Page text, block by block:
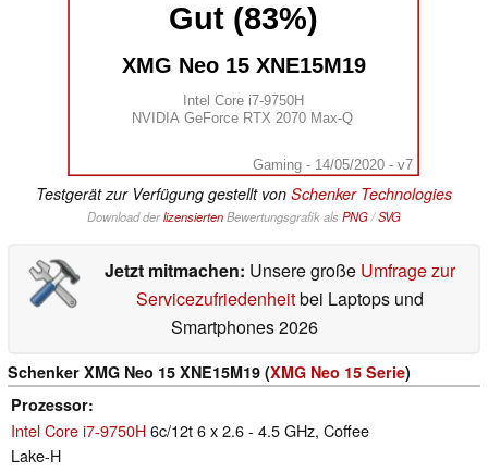
Gut (83%)
XMG Neo 15 XNE15M19
Intel Core i7-9750H
NVIDIA GeForce RTX 2070 Max-Q
Gaming - 14/05/2020 - v7
Testgerät zur Verfügung gestellt von Schenker Technologies
Download derlizensiertenBewertungsgrafik als PNG/SVG
Jetzt mitmachen: Unsere große Umfrage zur
Servicezufriedenheitbei Laptops und
Smartphones 2026
Schenker XMG Neo 15 XNE15M19 (XMG Neo 15 Serie)
Prozessor
Intel Core i7-9750H6c/12t 6 x 2.6 - 4.5 GHz, Coffee
Lake-H